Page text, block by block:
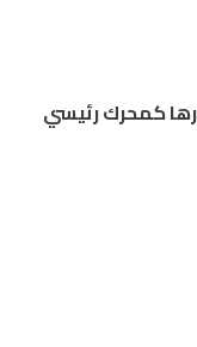
كمحرك رئيسي